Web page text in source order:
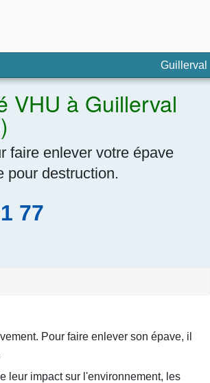
Guillerval
VHU à Guillerval
faire enlever votre épave
pour destruction.
77
Pour faire enlever son épave, il
leur impact sur l'environnement, les